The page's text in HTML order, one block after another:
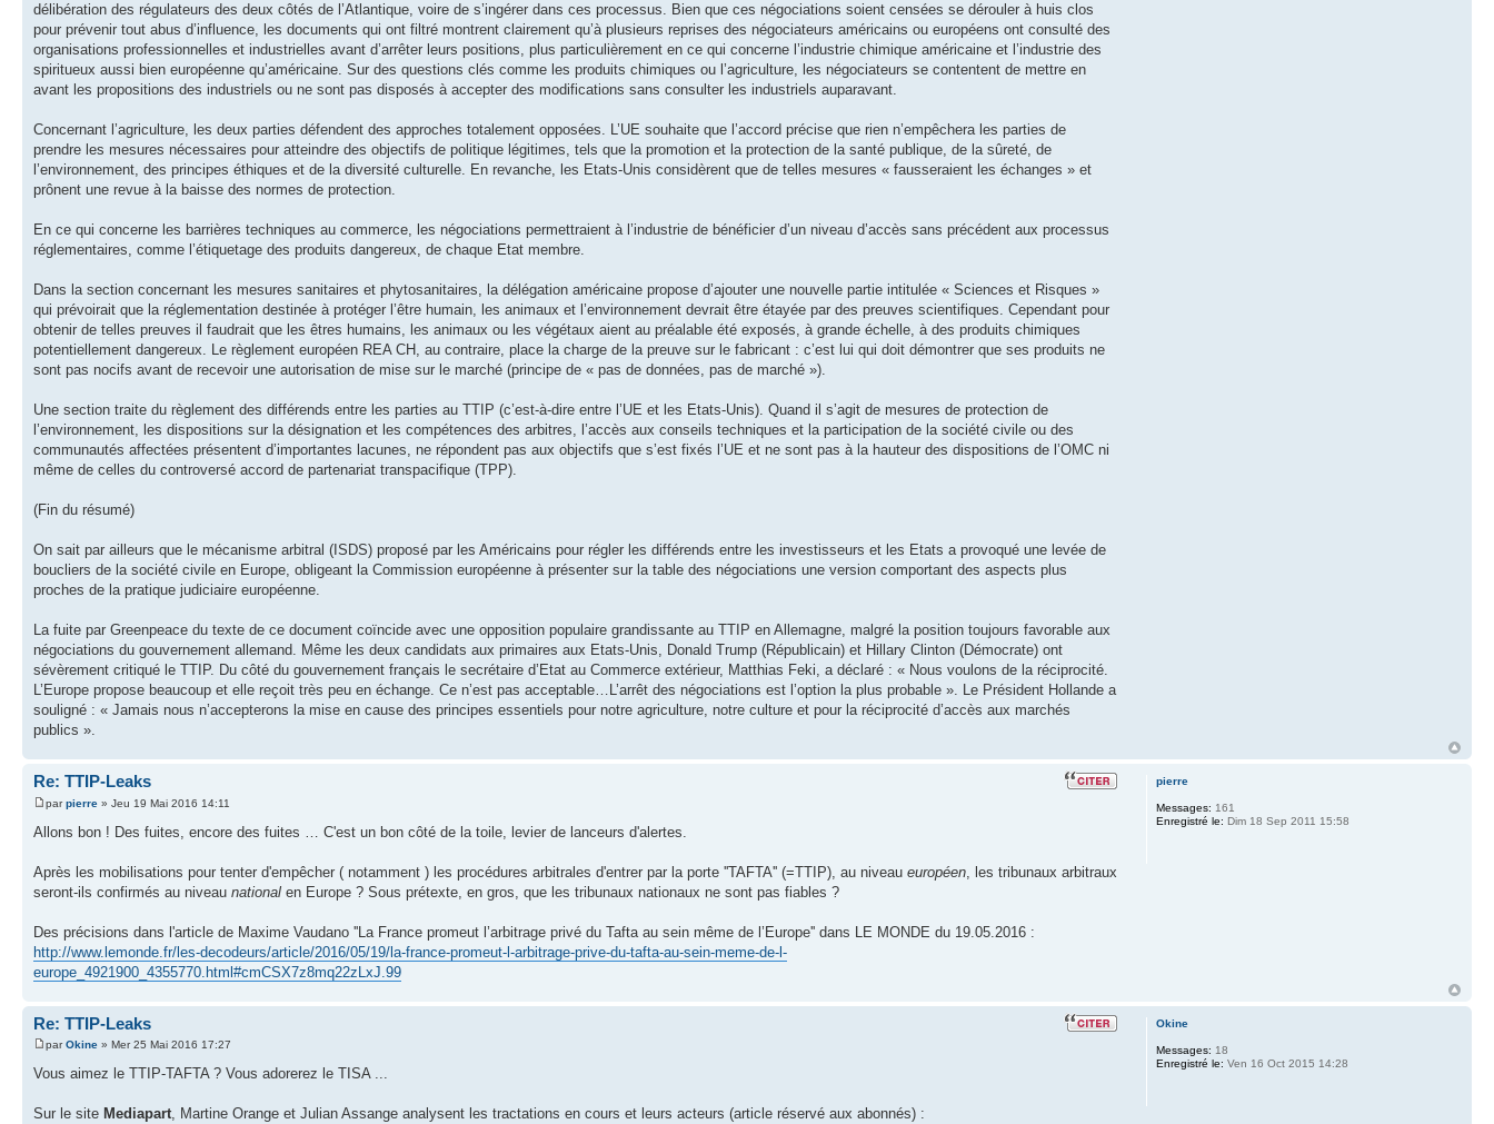
délibération des régulateurs des deux côtés de l’Atlantique, voire de s’ingérer dans ces processus. Bien que ces négociations soient censées se dérouler à huis clos
pour prévenir tout abus d’influence, les documents qui ont filtré montrent clairement qu’à plusieurs reprises des négociateurs américains ou européens ont consulté des
organisations professionnelles et industrielles avant d’arrêter leurs positions, plus particulièrement en ce qui concerne l’industrie chimique américaine et l’industrie des
spiritueux aussi bien européenne qu’américaine. Sur des questions clés comme les produits chimiques ou l’agriculture, les négociateurs se contentent de mettre en
avant les propositions des industriels ou ne sont pas disposés à accepter des modifications sans consulter les industriels auparavant.
Concernant l’agriculture, les deux parties défendent des approches totalement opposées. L’UE souhaite que l’accord précise que rien n’empêchera les parties de
prendre les mesures nécessaires pour atteindre des objectifs de politique légitimes, tels que la promotion et la protection de la santé publique, de la sûreté, de
l’environnement, des principes éthiques et de la diversité culturelle. En revanche, les Etats-Unis considèrent que de telles mesures « fausseraient les échanges » et
prônent une revue à la baisse des normes de protection.
En ce qui concerne les barrières techniques au commerce, les négociations permettraient à l’industrie de bénéficier d’un niveau d’accès sans précédent aux processus
réglementaires, comme l’étiquetage des produits dangereux, de chaque Etat membre.
Dans la section concernant les mesures sanitaires et phytosanitaires, la délégation américaine propose d’ajouter une nouvelle partie intitulée « Sciences et Risques »
qui prévoirait que la réglementation destinée à protéger l’être humain, les animaux et l’environnement devrait être étayée par des preuves scientifiques. Cependant pour
obtenir de telles preuves il faudrait que les êtres humains, les animaux ou les végétaux aient au préalable été exposés, à grande échelle, à des produits chimiques
potentiellement dangereux. Le règlement européen REA CH, au contraire, place la charge de la preuve sur le fabricant : c’est lui qui doit démontrer que ses produits ne
sont pas nocifs avant de recevoir une autorisation de mise sur le marché (principe de « pas de données, pas de marché »).
Une section traite du règlement des différends entre les parties au TTIP (c’est-à-dire entre l’UE et les Etats-Unis). Quand il s’agit de mesures de protection de
l’environnement, les dispositions sur la désignation et les compétences des arbitres, l’accès aux conseils techniques et la participation de la société civile ou des
communautés affectées présentent d’importantes lacunes, ne répondent pas aux objectifs que s’est fixés l’UE et ne sont pas à la hauteur des dispositions de l’OMC ni
même de celles du controversé accord de partenariat transpacifique (TPP).
(Fin du résumé)
On sait par ailleurs que le mécanisme arbitral (ISDS) proposé par les Américains pour régler les différends entre les investisseurs et les Etats a provoqué une levée de
boucliers de la société civile en Europe, obligeant la Commission européenne à présenter sur la table des négociations une version comportant des aspects plus
proches de la pratique judiciaire européenne.
La fuite par Greenpeace du texte de ce document coïncide avec une opposition populaire grandissante au TTIP en Allemagne, malgré la position toujours favorable aux
négociations du gouvernement allemand. Même les deux candidats aux primaires aux Etats-Unis, Donald Trump (Républicain) et Hillary Clinton (Démocrate) ont
sévèrement critiqué le TTIP. Du côté du gouvernement français le secrétaire d’Etat au Commerce extérieur, Matthias Feki, a déclaré : « Nous voulons de la réciprocité.
L’Europe propose beaucoup et elle reçoit très peu en échange. Ce n’est pas acceptable…L’arrêt des négociations est l’option la plus probable ». Le Président Hollande a
souligné : « Jamais nous n’accepterons la mise en cause des principes essentiels pour notre agriculture, notre culture et pour la réciprocité d’accès aux marchés
publics ».
Re: TTIP-Leaks
parpierre » Jeu 19 Mai 2016 14:11
Allons bon ! Des fuites, encore des fuites … C'est un bon côté de la toile, levier de lanceurs d'alertes.
Après les mobilisations pour tenter d'empêcher ( notamment ) les procédures arbitrales d'entrer par la porte ''TAFTA'' (=TTIP), au niveau européen , les tribunaux arbitraux
seront-ils confirmés au niveau national en Europe ? Sous prétexte, en gros, que les tribunaux nationaux ne sont pas fiables ?
Des précisions dans l'article de Maxime Vaudano ''La France promeut l’arbitrage privé du Tafta au sein même de l’Europe'' dans LE MONDE du 19.05.2016 :
http://www.lemonde.fr/les-decodeurs/article/2016/05/19/la-france-promeut-l-arbitrage-prive-du-tafta-au-sein-meme-de-l-
europe_4921900_4355770.html#cmCSX7z8mq22zLxJ.99
pierre
Messages: 161
Enregistré le: Dim 18 Sep 2011 15:58
Re: TTIP-Leaks
parOkine » Mer 25 Mai 2016 17:27
Vous aimez le TTIP-TAFTA ? Vous adorerez le TISA ...
Sur le site Mediapart, Martine Orange et Julian Assange analysent les tractations en cours et leurs acteurs (article réservé aux abonnés) :
Okine
Messages: 18
Enregistré le: Ven 16 Oct 2015 14:28